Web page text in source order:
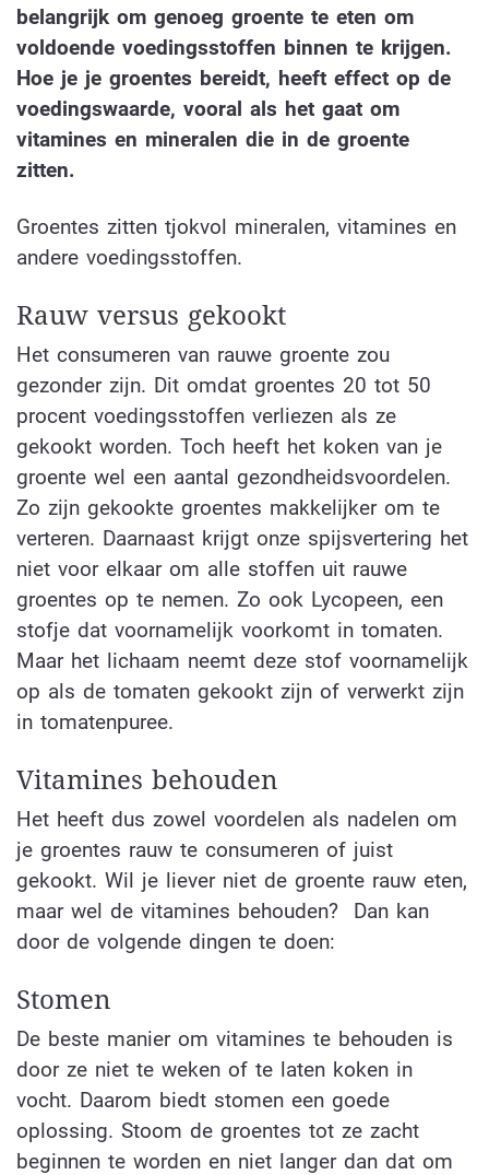
belangrijk om genoeg groente te eten om
voldoende voedingsstoffen binnen te krijgen.
Hoe je je groentes bereidt, heeft effect op de
voedingswaarde, vooral als het gaat om
vitamines en mineralen die in de groente
zitten.
Groentes zitten tjokvol mineralen, vitamines en
andere voedingsstoffen.
Rauw versus gekookt
Het consumeren van rauwe groente zou
gezonder zijn. Dit omdat groentes 20 tot 50
procent voedingsstoffen verliezen als ze
gekookt worden. Toch heeft het koken van je
groente wel een aantal gezondheidsvoordelen.
Zo zijn gekookte groentes makkelijker om te
verteren. Daarnaast krijgt onze spijsvertering het
niet voor elkaar om alle stoffen uit rauwe
groentes op te nemen. Zo ook Lycopeen, een
stofje dat voornamelijk voorkomt in tomaten.
Maar het lichaam neemt deze stof voornamelijk
op als de tomaten gekookt zijn of verwerkt zijn
in tomatenpuree.
Vitamines behouden
Het heeft dus zowel voordelen als nadelen om
je groentes rauw te consumeren of juist
gekookt. Wil je liever niet de groente rauw eten,
maar wel de vitamines behouden?
Dan kan
door de volgende dingen te doen:
Stomen
De beste manier om vitamines te behouden is
door ze niet te weken of te laten koken in
vocht. Daarom biedt stomen een goede
oplossing. Stoom de groentes tot ze zacht
beginnen te worden en niet langer dan dat om